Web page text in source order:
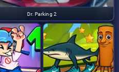
Dr. Parking 2